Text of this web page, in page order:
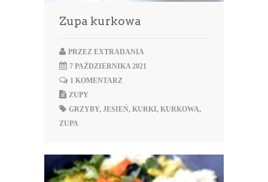
Zupa kurkowa
PRZEZ EXTRADANIA
7 PAŹDZIERNIKA 2021
1 KOMENTARZ
ZUPY
GRZYBY, JESIEŃ, KURKI, KURKOWA,
ZUPA